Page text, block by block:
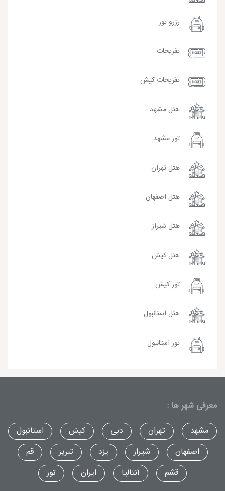
رزرو تور
تفریحات
تفریحات کیش
هتل مشهد
تور مشهد
هتل تهران
هتل اصفهان
هتل شیراز
هتل کیش
تور کیش
هتل استانبول
تور استانبول
معرفی شهر ها :
مشهد
تهران دبی کیش
استانبول
اصفهان
شیراز یزد تبریز
قم
قشم
آنتالیا ایران تور